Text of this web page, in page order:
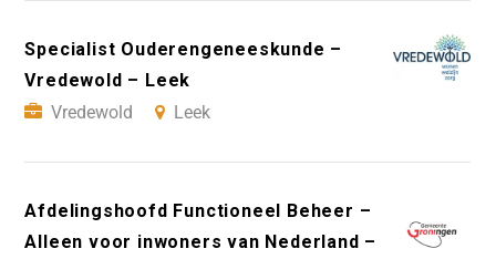
Specialist Ouderengeneeskunde –
Vredewold – Leek
Vredewold
Leek
Afdelingshoofd Functioneel Beheer –
Alleen voor inwoners van Nederland –